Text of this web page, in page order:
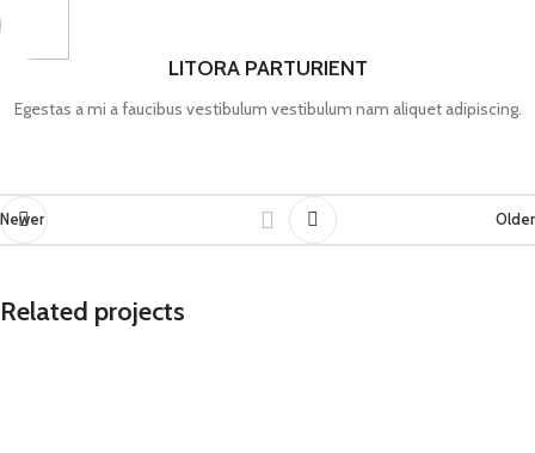
LITORA PARTURIENT
Egestas a mi a faucibus vestibulum vestibulum nam aliquet adipiscing.
Newer Older
Related projects